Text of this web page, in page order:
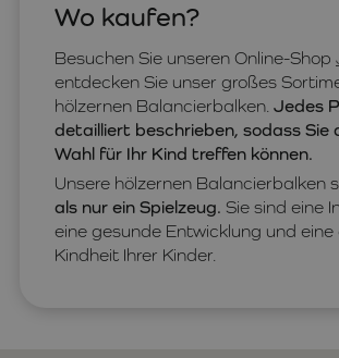
Wo kaufen?
Besuchen Sie unseren Online-Shop
entdecken Sie unser großes
hölzernen Balancierbalken. Jedes
detailliert beschrieben, sodass Sie
Wahl für Ihr Kind treffen können.
Unsere hölzernen Balancierbalken
als nur ein Spielzeug. Sie sind eine
eine gesunde Entwicklung und eine
Kindheit Ihrer Kinder.